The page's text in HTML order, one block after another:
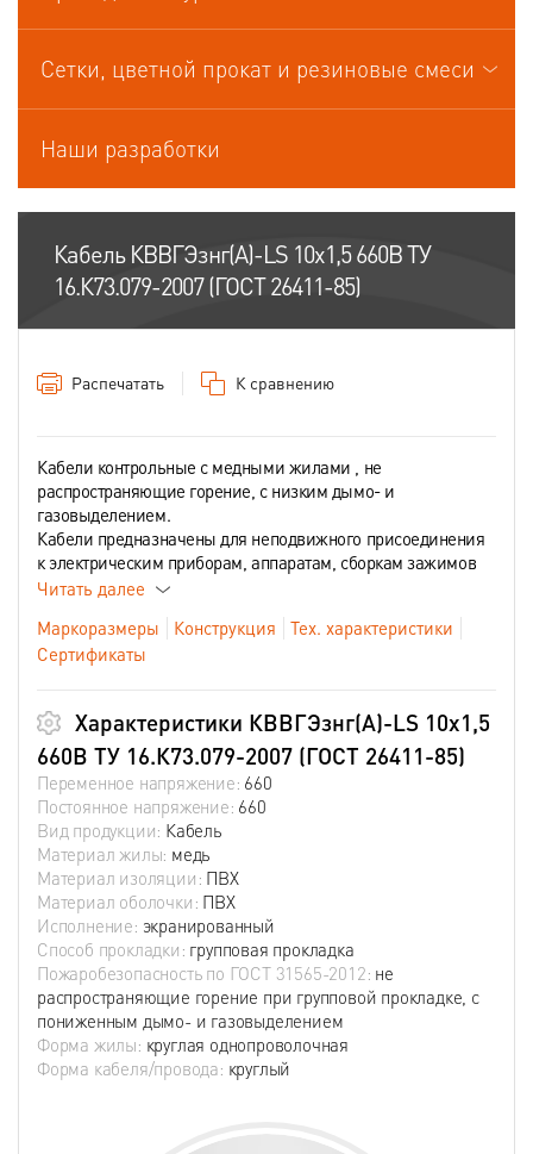
Сетки, цветной прокат и резиновые смеси
Наши разработки
Кабель КВВГЭзнг(А)-LS 10х1,5 660В ТУ
16.К73.079-2007 (ГОСТ 26411-85)
Распечатать К сравнению
Кабели контрольные с медными жилами , не
распространяющие горение, с низким дымо- и
газовыделением.
Кабели предназначены для неподвижного присоединения
к электрическим приборам, аппаратам, сборкам зажимов
Читать далее
Маркоразмеры
Конструкция
Тех. характеристики
Сертификаты
Характеристики КВВГЭзнг(А)-LS 10х1,5
660В ТУ 16.К73.079-2007 (ГОСТ 26411-85)
Переменное напряжение: 660
Постоянное напряжение: 660
Вид продукции: Кабель
Материал жилы: медь
Материал изоляции: ПВХ
Материал оболочки: ПВХ
Исполнение: экранированный
Способ прокладки: групповая прокладка
Пожаробезопасность по ГОСТ 31565-2012: не
распространяющие горение при групповой прокладке, с
пониженным дымо- и газовыделением
Форма жилы: круглая однопроволочная
Форма кабеля/провода: круглый